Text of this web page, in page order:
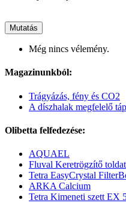
Mutatás
Még nincs vélemény.
Magazinunkból:
Trágyázás, fény és CO2
A díszhalak megfelelő
Olibetta felfedezése:
AQUAEL
Fluval Keretrögzítő
Tetra EasyCrystal
ARKA Calcium
Tetra Kimeneti szett EX